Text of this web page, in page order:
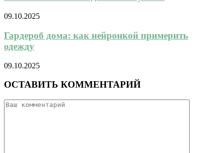
09.10.2025
Гардероб дома: как нейронкой примерить
одежду
09.10.2025
ОСТАВИТЬ КОММЕНТАРИЙ